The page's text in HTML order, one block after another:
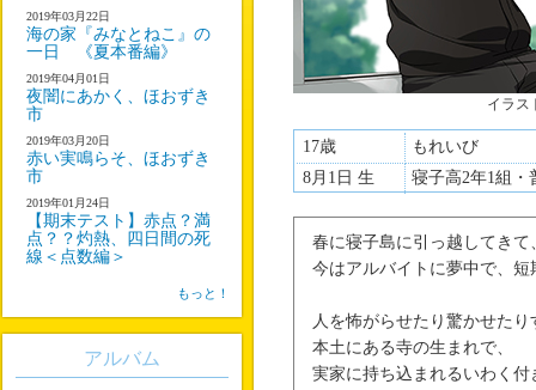
イラス
17歳
もれいび
8月1日 生
寝子高2年1組・
春に寝子島に引っ越してき
今はアルバイトに夢中で、
人を怖がらせたり驚かせた
本土にある寺の生まれで、
実家に持ち込まれるいわく
2019年03月22日
海の家『みなとねこ』の
一日 《夏本番編》
2019年04月01日
夜闇にあかく、ほおずき
市
2019年03月20日
赤い実鳴らそ、ほおずき
市
2019年01月24日
【期末テスト】赤点？満
点？？灼熱、四日間の死
線＜点数編＞
もっと！
アルバム